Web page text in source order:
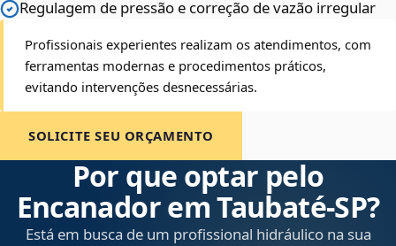
Regulagem de pressão e correção de vazão irregular
Profissionais experientes realizam os atendimentos, com
ferramentas modernas e procedimentos práticos,
evitando intervenções desnecessárias.
SOLICITE SEU ORÇAMENTO
Por que optar pelo
Encanador em Taubaté‑SP?
Está em busca de um profissional hidráulico na sua